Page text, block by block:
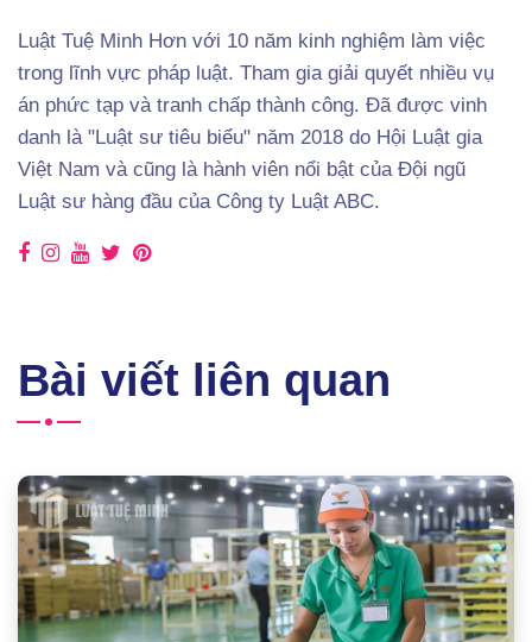
Luật Tuệ Minh Hơn với 10 năm kinh nghiệm làm việc
trong lĩnh vực pháp luật. Tham gia giải quyết nhiều vụ
án phức tạp và tranh chấp thành công. Đã được vinh
danh là "Luật sư tiêu biểu" năm 2018 do Hội Luật gia
Việt Nam và cũng là hành viên nổi bật của Đội ngũ
Luật sư hàng đầu của Công ty Luật ABC.
Bài viết liên quan